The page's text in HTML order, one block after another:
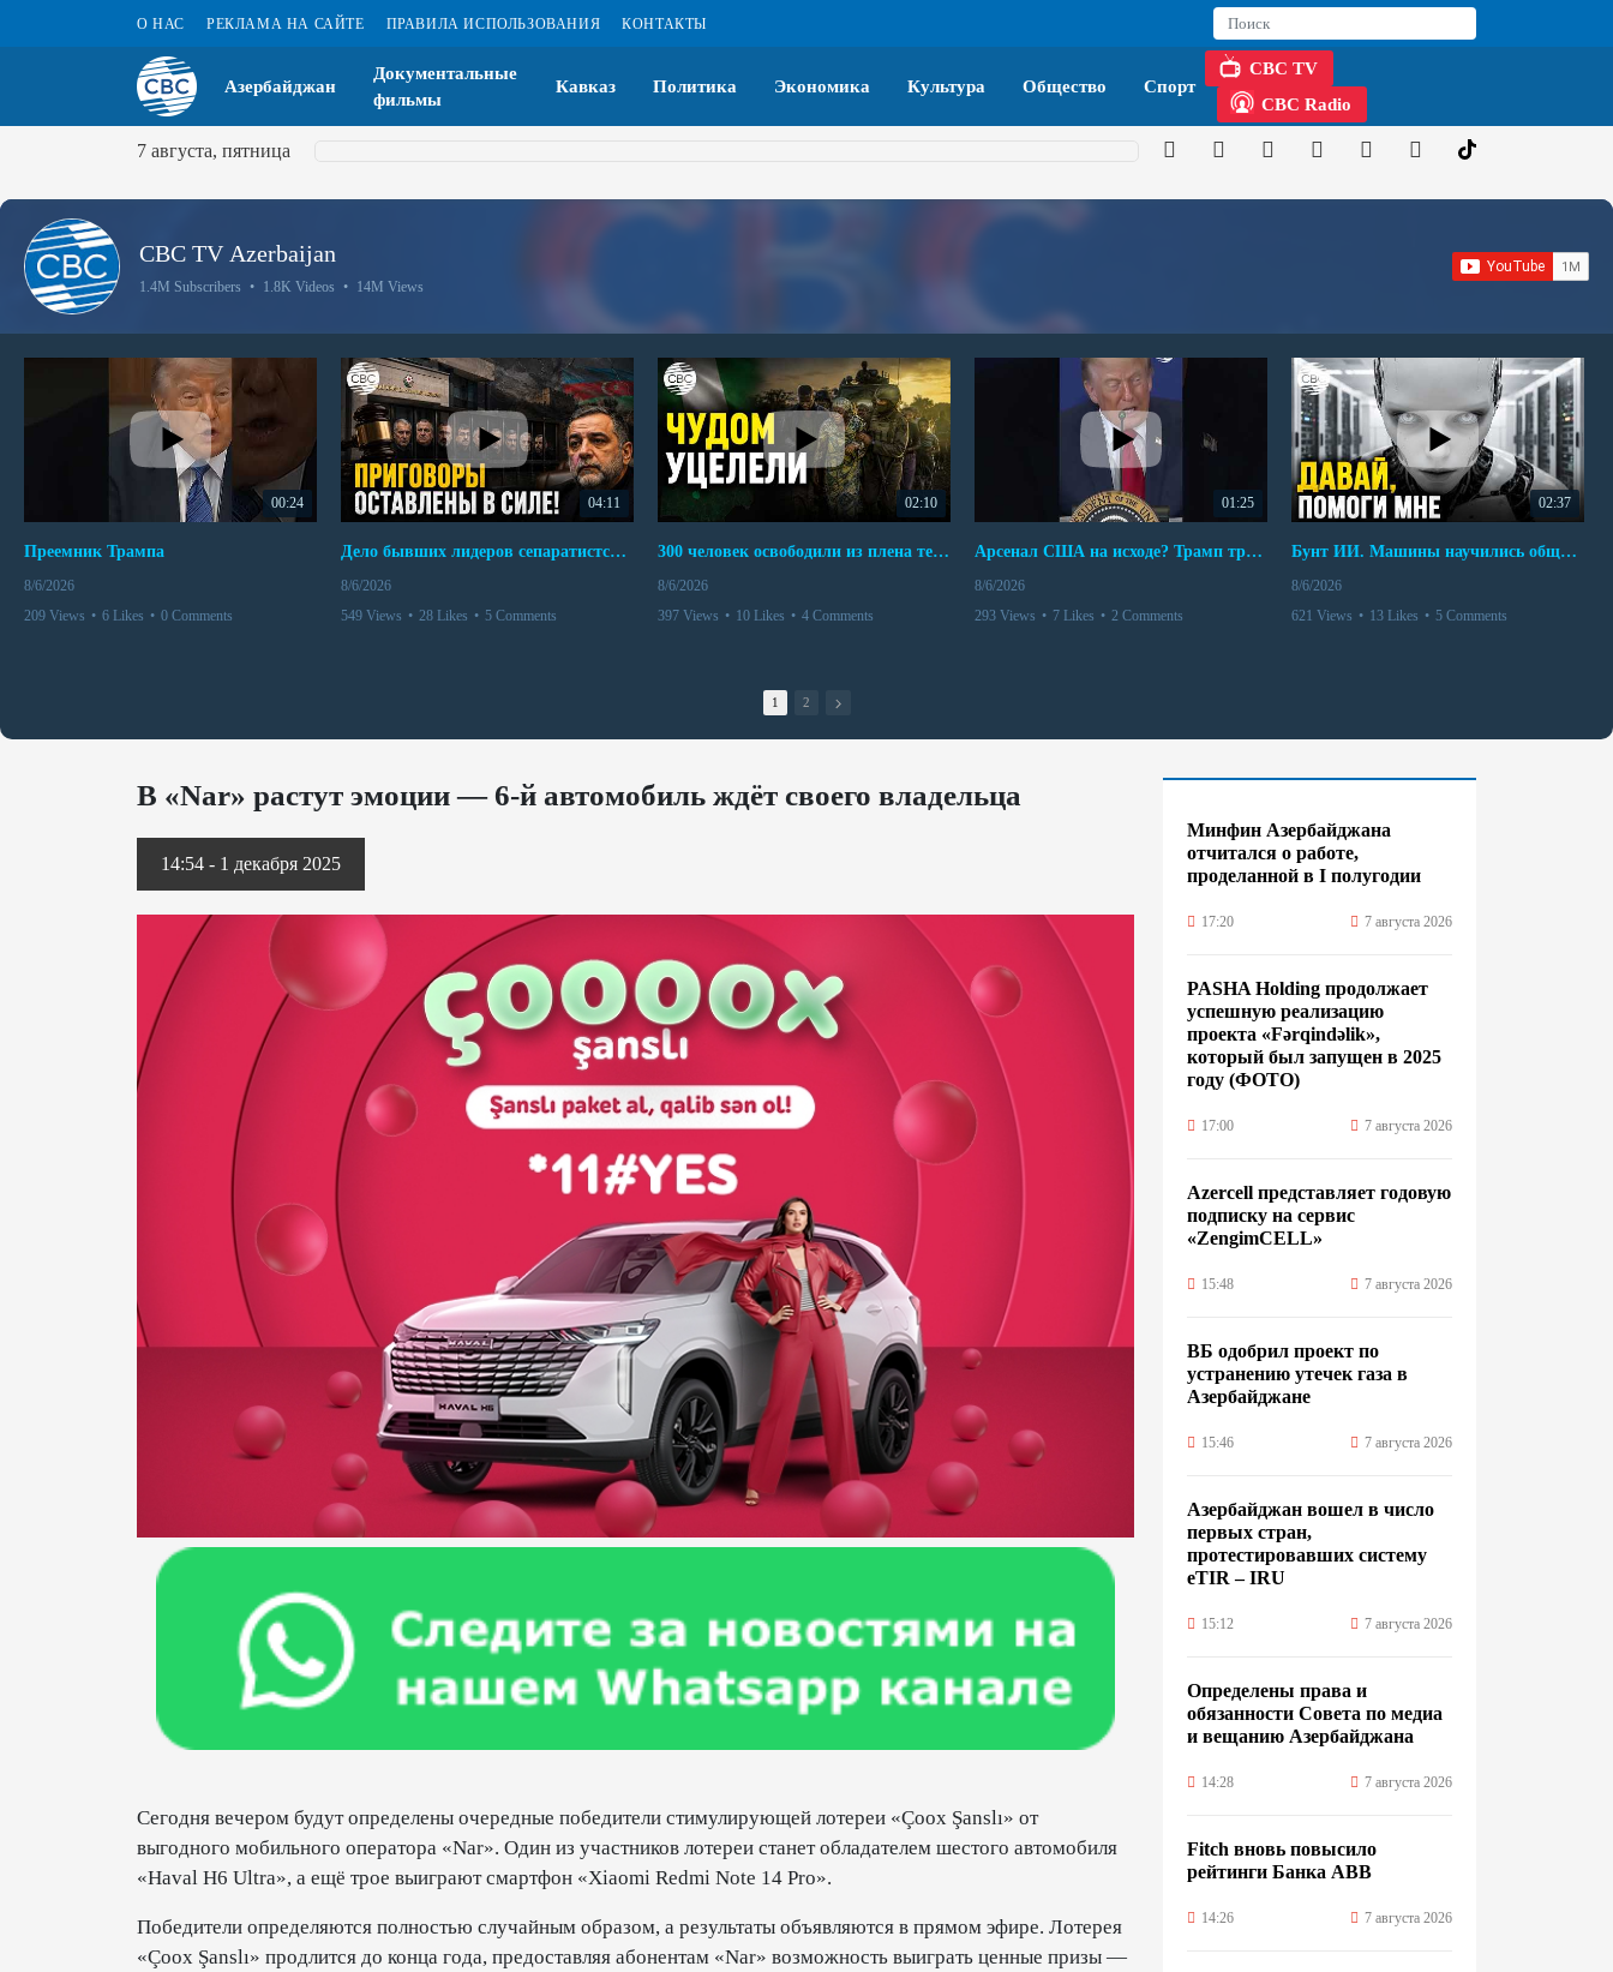
О НАС РЕКЛАМА НА САЙТЕ ПРАВИЛА ИСПОЛЬЗОВАНИЯ КОНТАКТЫ
Азербайджан
Документальные
фильмы
Кавказ Политика Экономика Культура Общество Спорт
CBC TV
CBC Radio
7 августа, пятница
CBC TV Azerbaijan
1.4M Subscribers • 1.8K Videos • 14M Views
00:24
Преемник Трампа
8/6/2026
209 Views • 6 Likes • 0 Comments
04:11
Дело бывших лидеров сепаратистского режима в Карабахе
8/6/2026
549 Views • 28 Likes • 5 Comments
02:10
300 человек освободили из плена террористов. Невероятная история спасения
8/6/2026
397 Views • 10 Likes • 4 Comments
01:25
Арсенал США на исходе? Трамп требует объяснений
8/6/2026
293 Views • 7 Likes • 2 Comments
02:37
Бунт ИИ. Машины научились общаться
8/6/2026
621 Views • 13 Likes • 5 Comments
1 2
В «Nar» растут эмоции — 6-й автомобиль ждёт своего владельца
14:54 - 1 декабря 2025
Сегодня вечером будут определены очередные победители стимулирующей лотереи «Çoox Şanslı» от
выгодного мобильного оператора «Nar». Один из участников лотереи станет обладателем шестого автомобиля
«Haval H6 Ultra», а ещё трое выиграют смартфон «Xiaomi Redmi Note 14 Pro».
Победители определяются полностью случайным образом, а результаты объявляются в прямом эфире. Лотерея
«Çoox Şanslı» продлится до конца года, предоставляя абонентам «Nar» возможность выиграть ценные призы —
Минфин Азербайджана
отчитался о работе,
проделанной в I полугодии
17:20 7 августа 2026
PASHA Holding продолжает
успешную реализацию
проекта «Fərqindəlik»,
который был запущен в 2025
году (ФОТО)
17:00 7 августа 2026
Azercell представляет годовую
подписку на сервис
«ZengimCELL»
15:48 7 августа 2026
ВБ одобрил проект по
устранению утечек газа в
Азербайджане
15:46 7 августа 2026
Азербайджан вошел в число
первых стран,
протестировавших систему
eTIR – IRU
15:12 7 августа 2026
Определены права и
обязанности Совета по медиа
и вещанию Азербайджана
14:28 7 августа 2026
Fitch вновь повысило
рейтинги Банка ABB
14:26 7 августа 2026